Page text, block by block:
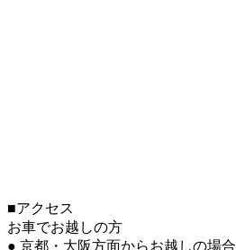
■アクセス
お車でお越しの方
● 京都・大阪方面からお越しの場合